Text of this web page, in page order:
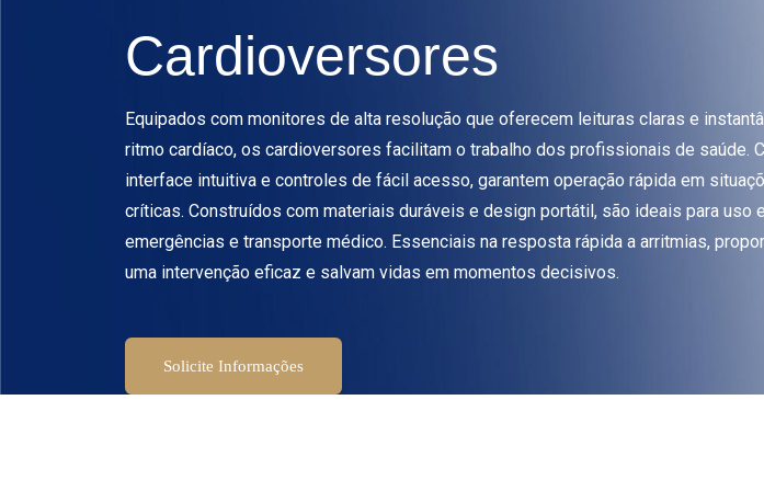
Cardioversores
Equipados com monitores de alta resolução que oferecem leituras claras e
ritmo cardíaco, os cardioversores facilitam o trabalho dos profissionais de saúde.
interface intuitiva e controles de fácil acesso, garantem operação rápida em
críticas. Construídos com materiais duráveis e design portátil, são ideais para uso
emergências e transporte médico. Essenciais na resposta rápida a arritmias,
uma intervenção eficaz e salvam vidas em momentos decisivos.
Solicite Informações